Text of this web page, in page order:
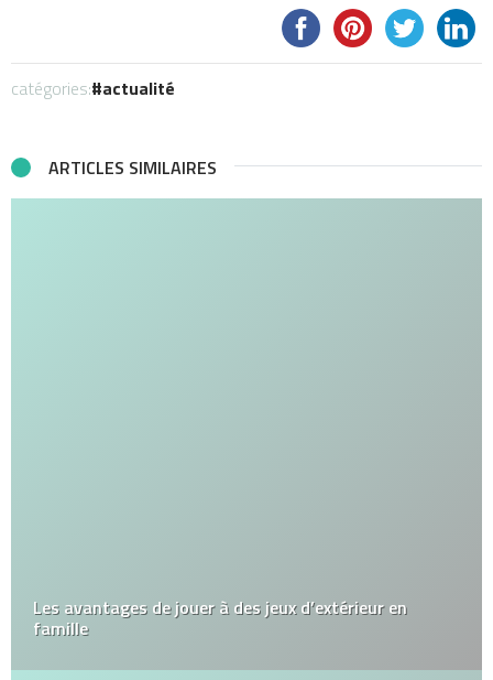
catégories: actualité
ARTICLES SIMILAIRES
Les avantages de jouer à des jeux d’extérieur en
famille